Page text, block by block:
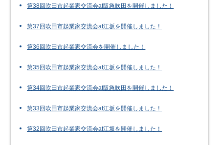
第38回吹田市起業家交流会at阪急吹田を開催しました！
第37回吹田市起業家交流会at江坂を開催しました！
第36回吹田市起業家交流会を開催しました！
第35回吹田市起業家交流会at江坂を開催しました！
第34回吹田市起業家交流会at阪急吹田を開催しました！
第33回吹田市起業家交流会at江坂を開催しました！
第32回吹田市起業家交流会at江坂を開催しました！